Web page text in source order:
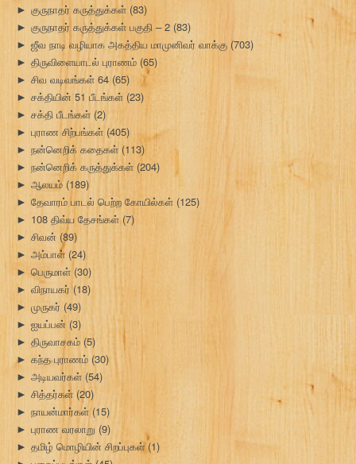
► குருநாதர் கருத்துக்கள் (83)
► குருநாதர் கருத்துக்கள் பகுதி – 2 (83)
► ஜீவ நாடி வழியாக அகத்திய மாமுனிவர் வாக்கு (703)
► திருவிளையாடல் புராணம் (65)
► சிவ வடிவங்கள் 64 (65)
► சக்தியின் 51 பீடங்கள் (23)
► சக்தி பீடங்கள் (2)
► புராண சிற்பங்கள் (405)
► நன்னெறிக் கதைகள் (113)
► நன்னெறிக் கருத்துக்கள் (204)
► ஆலயம்(189)
► தேவாரம் பாடல் பெற்ற கோயில்கள் (125)
► 108 திவ்ய தேசங்கள்(7)
► சிவன் (89)
► அம்பாள் (24)
► பெருமாள் (30)
► விநாயகர்(18)
► முருகர் (49)
► ஐயப்பன் (3)
► திருவாசகம் (5)
► கந்த புராணம் (30)
► அடியவர்கள் (54)
► சித்தர்கள் (20)
► நாயன்மார்கள் (15)
► புராண வரலாறு (9)
► தமிழ் மொழியின் சிறப்புகள்(1)